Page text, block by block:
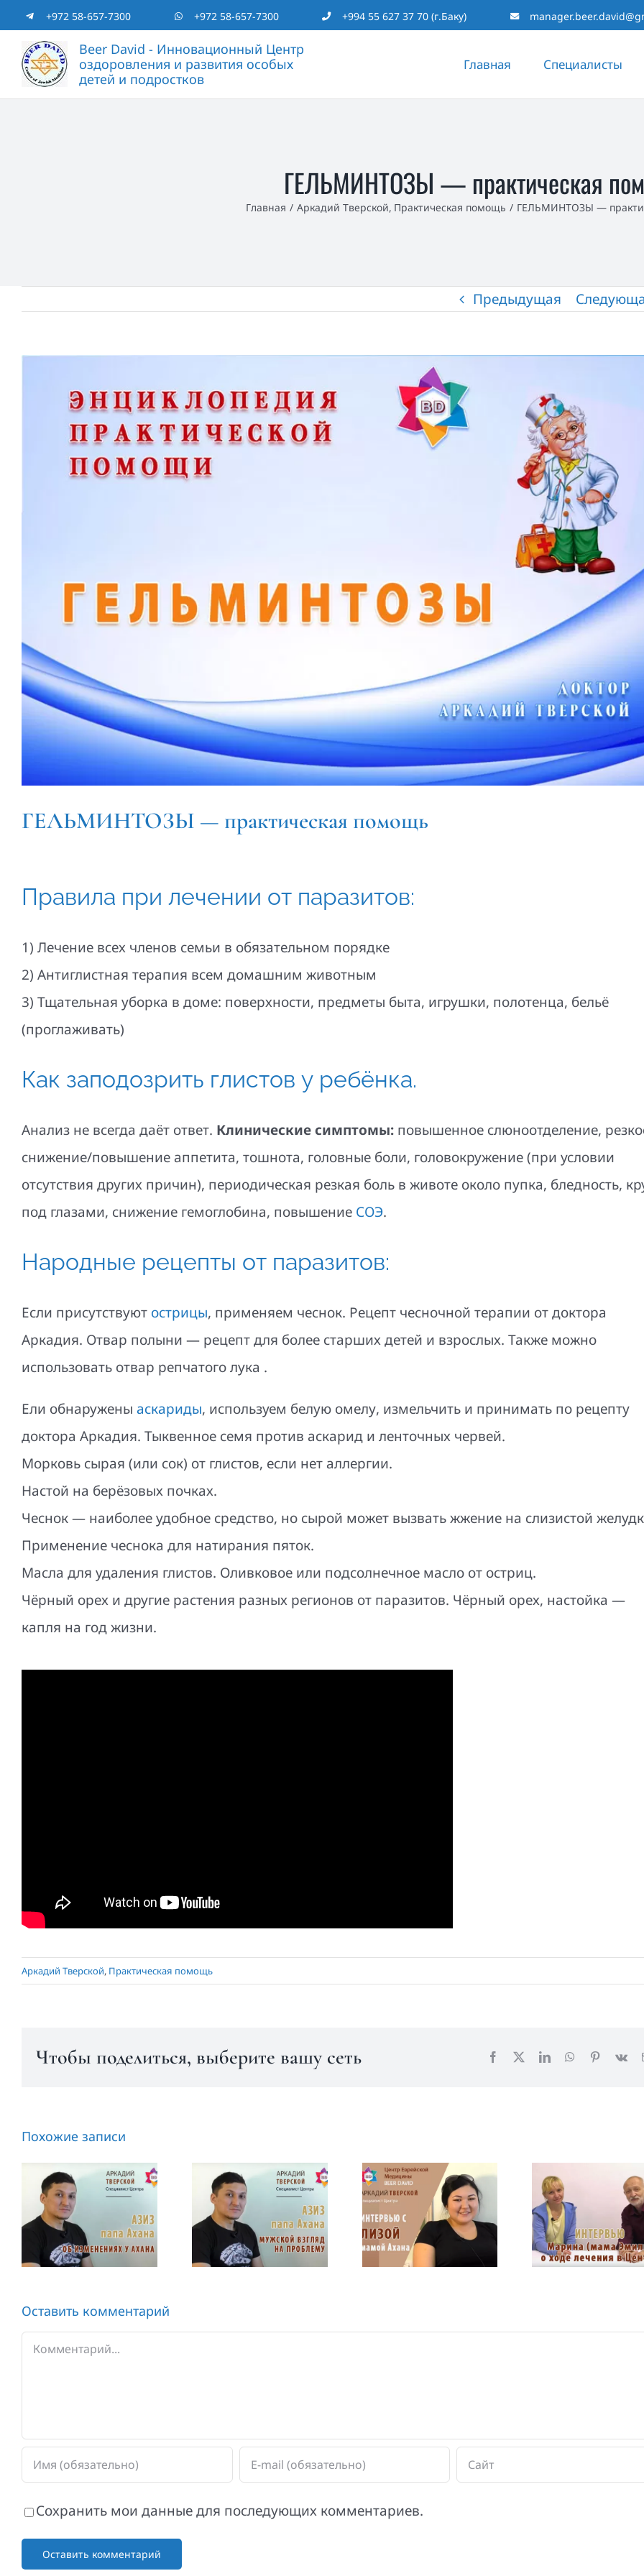
content
+972 58-657-7300 +972 58-657-7300 +994 55 627 37 70 (г.Баку)
Beer David - Инновационный Центр
оздоровления и развития особых
детей и подростков
Главная Специалисты
ГЕЛЬМИНТОЗЫ — практическая
Главная Аркадий Тверской Практическая помощь ГЕЛЬМИНТОЗЫ —
Предыдущая
ГЕЛЬМИНТОЗЫ — практическая помощь
Правила при лечении от паразитов:
1) Лечение всех членов семьи в обязательном порядке
2) Антиглистная терапия всем домашним животным
3) Тщательная уборка в доме: поверхности, предметы быта, игрушки, полотенца, бельё
(проглаживать)
Как заподозрить глистов у ребёнка.
Анализ не всегда даёт ответ. Клинические симптомы: повышенное слюноотделение,
снижение/повышение аппетита, тошнота, головные боли, головокружение (при условии
отсутствия других причин), периодическая резкая боль в животе около пупка, бледность,
под глазами, снижение гемоглобина, повышение СОЭ.
Народные рецепты от паразитов:
Если присутствуют острицы, применяем чеснок. Рецепт чесночной терапии от доктора
Аркадия. Отвар полыни — рецепт для более старших детей и взрослых. Также можно
использовать отвар репчатого лука .
Ели обнаружены аскариды, используем белую омелу, измельчить и принимать по рецепту
доктора Аркадия. Тыквенное семя против аскарид и ленточных червей.
Морковь сырая (или сок) от глистов, если нет аллергии.
Настой на берёзовых почках.
Чеснок — наиболее удобное средство, но сырой может вызвать жжение на слизистой
Применение чеснока для натирания пяток.
Масла для удаления глистов. Оливковое или подсолнечное масло от остриц.
Чёрный орех и другие растения разных регионов от паразитов. Чёрный орех, настойка —
капля на год жизни.
Аркадий Тверской, Практическая помощь
Чтобы поделиться, выберите вашу сеть Facebook
X LinkedInWhatsApp
Pinterest
Vk
Похожие записи
Азиз — об
изменениях
у Ахана
Азиз, папа
Ахана —
мужской
взгляд на
проблему
Лизой
(мамой
Ахана) о
результатах
лечения в
Марина
(мама
Эмили) —
ходе
в Центре
Оставить комментарий
Комментарий
Сохранить мои данные для последующих комментариев.